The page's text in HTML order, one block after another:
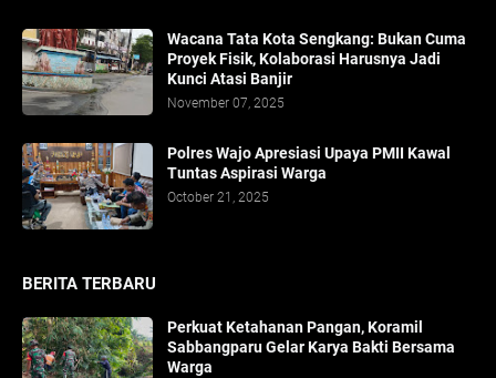
​Wacana Tata Kota Sengkang: Bukan Cuma
Proyek Fisik, Kolaborasi Harusnya Jadi
Kunci Atasi Banjir
November 07, 2025
Polres Wajo Apresiasi Upaya PMII Kawal
Tuntas Aspirasi Warga
October 21, 2025
BERITA TERBARU
Perkuat Ketahanan Pangan, Koramil
Sabbangparu Gelar Karya Bakti Bersama
Warga